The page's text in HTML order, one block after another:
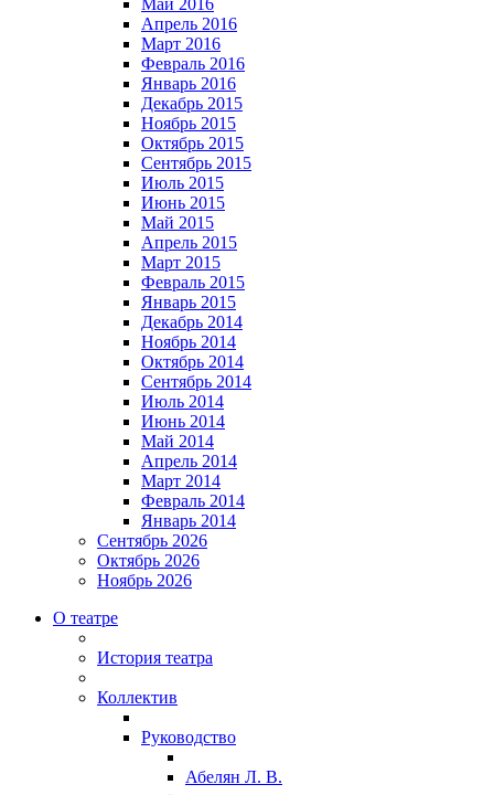
Май 2016
Апрель 2016
Март 2016
Февраль 2016
Январь 2016
Декабрь 2015
Ноябрь 2015
Октябрь 2015
Сентябрь 2015
Июль 2015
Июнь 2015
Май 2015
Апрель 2015
Март 2015
Февраль 2015
Январь 2015
Декабрь 2014
Ноябрь 2014
Октябрь 2014
Сентябрь 2014
Июль 2014
Июнь 2014
Май 2014
Апрель 2014
Март 2014
Февраль 2014
Январь 2014
Сентябрь 2026
Октябрь 2026
Ноябрь 2026
О театре
История театра
Коллектив
Руководство
Абелян Л. В.